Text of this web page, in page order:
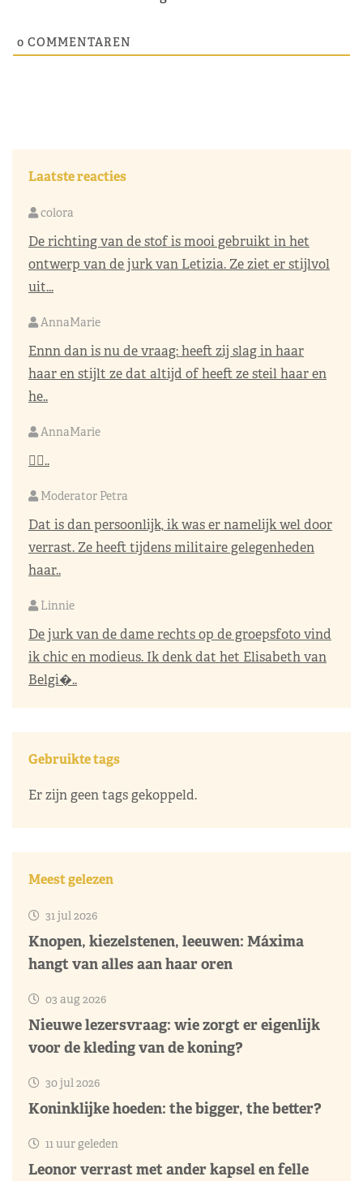
0 COMMENTAREN
Laatste reacties
colora
De richting van de stof is mooi gebruikt in het
ontwerp van de jurk van Letizia. Ze ziet er stijlvol
uit...
AnnaMarie
Ennn dan is nu de vraag: heeft zij slag in haar
haar en stijlt ze dat altijd of heeft ze steil haar en
he..
AnnaMarie
👌🏼..
Moderator Petra
Dat is dan persoonlijk, ik was er namelijk wel door
verrast. Ze heeft tijdens militaire gelegenheden
haar..
Linnie
De jurk van de dame rechts op de groepsfoto vind
ik chic en modieus. Ik denk dat het Elisabeth van
Belgi�..
Gebruikte tags
Er zijn geen tags gekoppeld.
Meest gelezen
31 jul 2026
Knopen, kiezelstenen, leeuwen: Máxima
hangt van alles aan haar oren
03 aug 2026
Nieuwe lezersvraag: wie zorgt er eigenlijk
voor de kleding van de koning?
30 jul 2026
Koninklijke hoeden: the bigger, the better?
11 uur geleden
Leonor verrast met ander kapsel en felle